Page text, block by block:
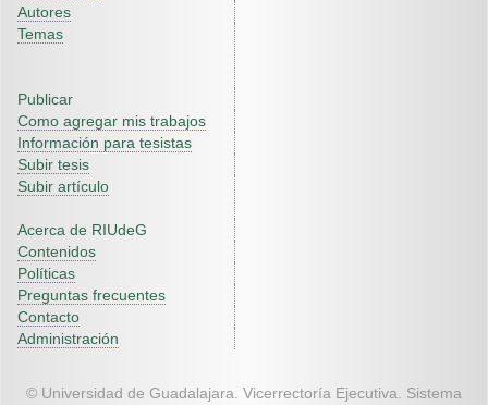
Autores
Temas
Publicar
Como agregar mis trabajos
Información para tesistas
Subir tesis
Subir artículo
Acerca de RIUdeG
Contenidos
Políticas
Preguntas frecuentes
Contacto
Administración
© Universidad de Guadalajara. Vicerrectoría Ejecutiva. Sistema